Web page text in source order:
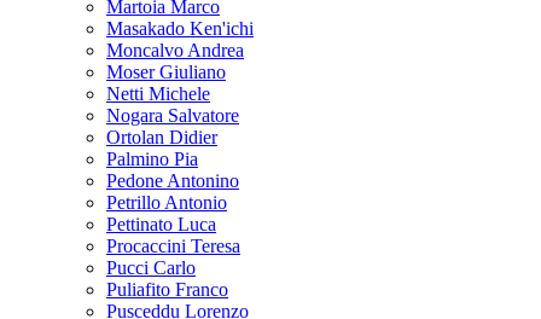
Martoia Marco
Masakado Ken'ichi
Moncalvo Andrea
Moser Giuliano
Netti Michele
Nogara Salvatore
Ortolan Didier
Palmino Pia
Pedone Antonino
Petrillo Antonio
Pettinato Luca
Procaccini Teresa
Pucci Carlo
Puliafito Franco
Pusceddu Lorenzo